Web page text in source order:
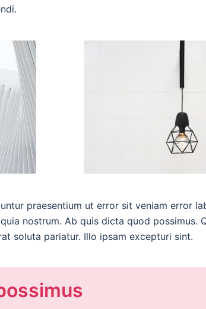
praesentium ut error sit veniam error
nostrum. Ab quis dicta quod possimus.
soluta pariatur. Illo ipsam excepturi sint.